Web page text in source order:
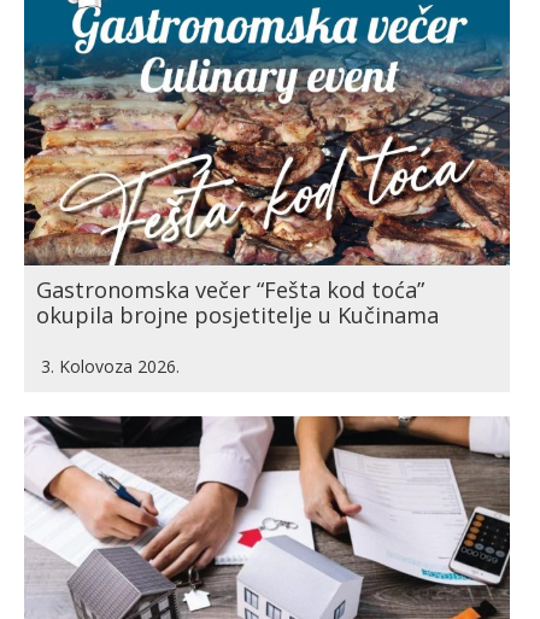
Gastronomska večer “Fešta kod toća”
okupila brojne posjetitelje u Kučinama
3. Kolovoza 2026.